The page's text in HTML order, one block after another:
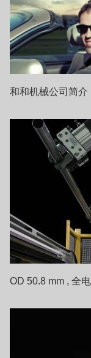
和和机械公司简介
OD 50.8 mm , 全